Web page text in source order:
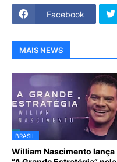
Facebook
MAIS NEWS
BRASIL
William Nascimento lança